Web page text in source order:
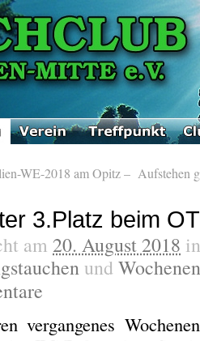
WE-2018 am Opitz – Aufstehen
3.Platz beim OT
am 20. August 2018
und
vergangenes